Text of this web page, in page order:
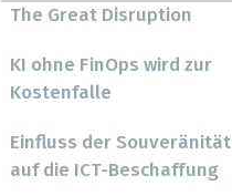
The Great Disruption
KI ohne FinOps wird zur
Kostenfalle
Einfluss der Souveränität
auf die ICT-Beschaffung